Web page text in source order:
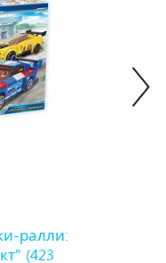
ралли:
(423